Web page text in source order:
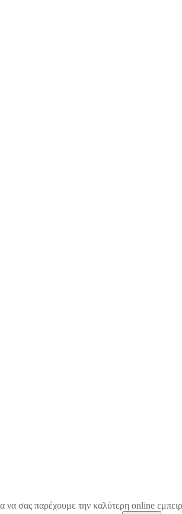
να σας παρέχουμε την καλύτερη online